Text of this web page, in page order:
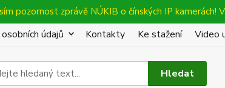
pozornost zprávě NÚKIB o čínských IP kamerách!
údajů Kontakty Ke stažení Video
Hledat